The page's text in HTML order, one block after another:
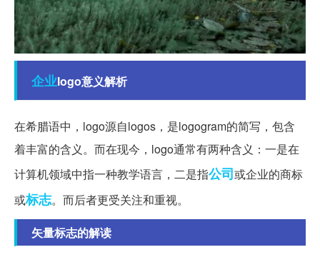
企业logo意义解析
在希腊语中，logo源自logos，是logogram的简写，包含
着丰富的含义。而在现今，logo通常有两种含义：一是在
计算机领域中指一种教学语言，二是指公司或企业的商标
或标志。而后者更受关注和重视。
矢量标志的解读